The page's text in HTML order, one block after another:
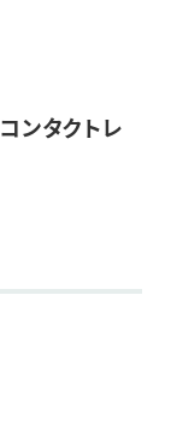
ンタクトレ